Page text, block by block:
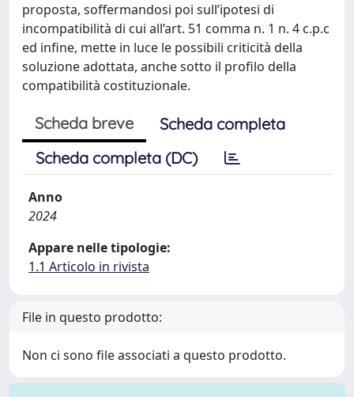
proposta, soffermandosi poi sull’ipotesi di
incompatibilità di cui all’art. 51 comma n. 1 n. 4 c.p.c
ed infine, mette in luce le possibili criticità della
soluzione adottata, anche sotto il profilo della
compatibilità costituzionale.
Scheda breve
Scheda completa
Scheda completa (DC)
Anno
2024
Appare nelle tipologie:
1.1 Articolo in rivista
File in questo prodotto:
Non ci sono file associati a questo prodotto.